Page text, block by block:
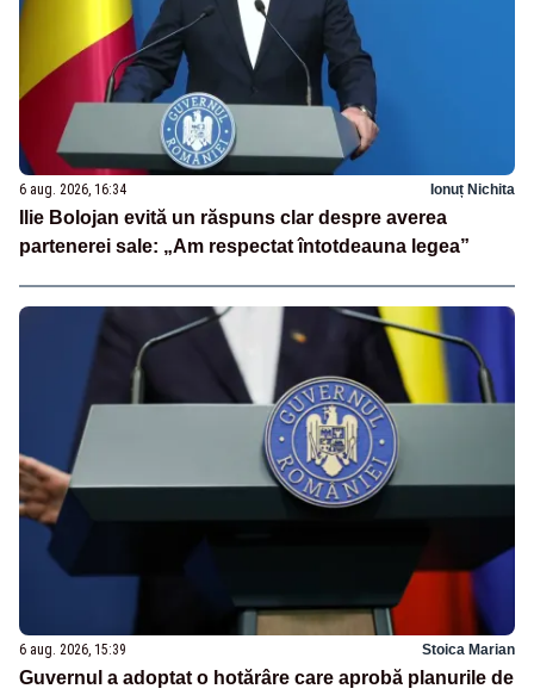
6 aug. 2026, 16:34 Ionuț Nichita
Ilie Bolojan evită un răspuns clar despre averea
partenerei sale: „Am respectat întotdeauna legea”
6 aug. 2026, 15:39 Stoica Marian
Guvernul a adoptat o hotărâre care aprobă planurile de